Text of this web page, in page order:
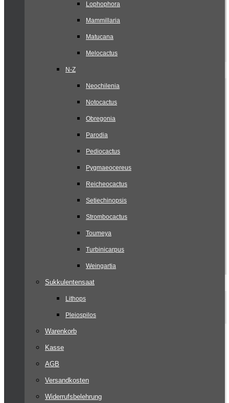
Lophophora
Mammillaria
Matucana
Melocactus
N-Z
Neochilenia
Notocactus
Obregonia
Parodia
Pediocactus
Pygmaeocereus
Reicheocactus
Setiechinopsis
Strombocactus
Toumeya
Turbinicarpus
Weingartia
Sukkulentensaat
Lithops
Pleiospilos
Warenkorb
Kasse
AGB
Versandkosten
Widerrufsbelehrung